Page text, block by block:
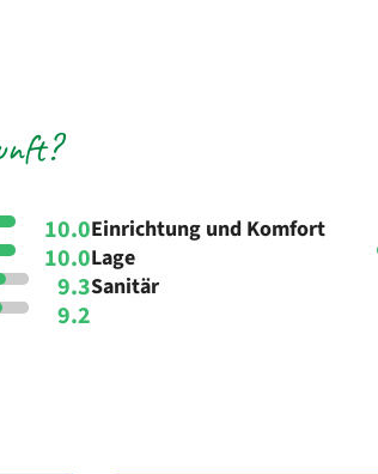
10.0Einrichtung und Komfort
10.0Lage
9.3Sanitär
9.2